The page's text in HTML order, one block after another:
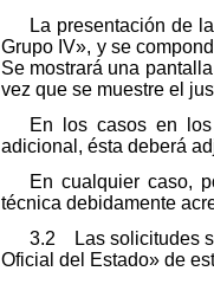
La presentación de
Grupo IV», y se
Se mostrará una
vez que se muestre el
En los casos en
adicional, ésta deberá
En cualquier caso,
técnica debidamente
3.2 Las solicitudes
Oficial del Estado» de